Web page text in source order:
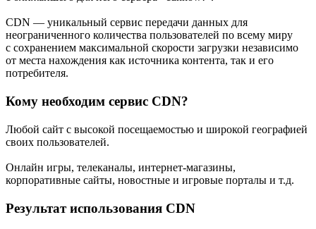
CDN — уникальный сервис передачи данных для
неограниченного количества пользователей по всему миру
с сохранением максимальной скорости загрузки независимо
от места нахождения как источника контента, так и его
потребителя.
Кому необходим сервис CDN?
Любой сайт с высокой посещаемостью и широкой географией
своих пользователей.
Онлайн игры, телеканалы, интернет-магазины,
корпоративные сайты, новостные и игровые порталы и т.д.
Результат использования CDN